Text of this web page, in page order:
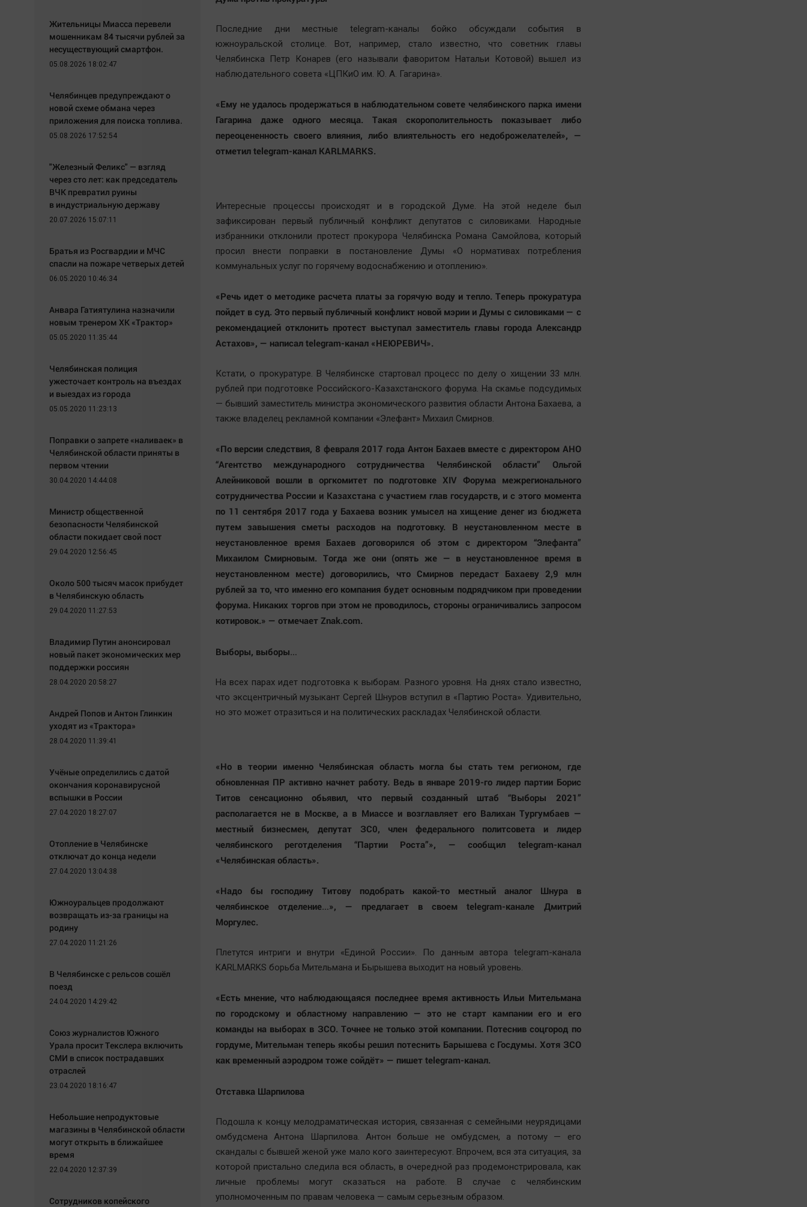
Последние дни местные telegram-каналы бойко обсуждали события в
южноуральской столице. Вот, например, стало известно, что советник главы
Челябинска Петр Конарев (его называли фаворитом Натальи Котовой) вышел из
наблюдательного совета «ЦПКиО им. Ю. А. Гагарина».
«Ему не удалось продержаться в наблюдательном совете челябинского парка имени
Гагарина даже одного месяца. Такая скорополительность показывает либо
переоцененность своего влияния, либо влиятельность его недоброжелателей», —
отметил telegram-канал KARLMARKS.
Интересные процессы происходят и в городской Думе. На этой неделе был
зафиксирован первый публичный конфликт депутатов с силовиками. Народные
избранники отклонили протест прокурора Челябинска Романа Самойлова, который
просил внести поправки в постановление Думы «О нормативах потребления
коммунальных услуг по горячему водоснабжению и отоплению».
«Речь идет о методике расчета платы за горячую воду и тепло. Теперь прокуратура
пойдет в суд. Это первый публичный конфликт новой мэрии и Думы с силовиками — с
рекомендацией отклонить протест выступал заместитель главы города Александр
Астахов», — написал telegram-канал «НЕЮРЕВИЧ».
Кстати, о прокуратуре. В Челябинске стартовал процесс по делу о хищении 33 млн.
рублей при подготовке Российского-Казахстанского форума. На скамье подсудимых
— бывший заместитель министра экономического развития области Антона Бахаева, а
также владелец рекламной компании «Элефант» Михаил Смирнов.
«По версии следствия, 8 февраля 2017 года Антон Бахаев вместе с директором АНО
“Агентство международного сотрудничества Челябинской области” Ольгой
Алейниковой вошли в оргкомитет по подготовке XIV Форума межрегионального
сотрудничества России и Казахстана с участием глав государств, и с этого момента
по 11 сентября 2017 года у Бахаева возник умысел на хищение денег из бюджета
путем завышения сметы расходов на подготовку. В неустановленном месте в
неустановленное время Бахаев договорился об этом с директором “Элефанта”
Михаилом Смирновым. Тогда же они (опять же — в неустановленное время в
неустановленном месте) договорились, что Смирнов передаст Бахаеву 2,9 млн
рублей за то, что именно его компания будет основным подрядчиком при проведении
форума. Никаких торгов при этом не проводилось, стороны ограничивались запросом
котировок.» — отмечает Znak.com.
Выборы, выборы…
На всех парах идет подготовка к выборам. Разного уровня. На днях стало известно,
что эксцентричный музыкант Сергей Шнуров вступил в «Партию Роста». Удивительно,
но это может отразиться и на политических раскладах Челябинской области.
«Но в теории именно Челябинская область могла бы стать тем регионом, где
обновленная ПР активно начнет работу. Ведь в январе 2019-го лидер партии Борис
Титов сенсационно обьявил, что первый созданный штаб “Выборы 2021”
располагается не в Москве, а в Миассе и возглавляет его Валихан Тургумбаев —
местный бизнесмен, депутат ЗС0, член федерального политсовета и лидер
челябинского реготделения “Партии Роста”», — сообщил telegram-канал
«Челябинская область».
«Надо бы господину Титову подобрать какой-то местный аналог Шнура в
челябинское отделение…», — предлагает в своем telegram-канале Дмитрий
Моргулес.
Плетутся интриги и внутри «Единой России». По данным автора telegram-канала
KARLMARKS борьба Мительмана и Бырышева выходит на новый уровень.
«Есть мнение, что наблюдающаяся последнее время активность Ильи Мительмана
по городскому и областному направлению — это не старт кампании его и его
команды на выборах в ЗСО. Точнее не только этой компании. Потеснив соцгород по
гордуме, Мительман теперь якобы решил потеснить Барышева с Госдумы. Хотя ЗСО
как временный аэродром тоже сойдёт» — пишет telegram-канал.
Отставка Шарпилова
Подошла к концу мелодраматическая история, связанная с семейными неурядицами
омбудсмена Антона Шарпилова. Антон больше не омбудсмен, а потому — его
скандалы с бывшей женой уже мало кого заинтересуют. Впрочем, вся эта ситуация, за
которой пристально следила вся область, в очередной раз продемонстрировала, как
личные проблемы могут сказаться на работе. В случае с челябинским
уполномоченным по правам человека — самым серьезным образом.
Жительницы Миасса перевели
мошенникам 84 тысячи рублей за
несуществующий смартфон.
05.08.2026 18:02:47
Челябинцев предупреждают о
новой схеме обмана через
приложения для поиска топлива.
05.08.2026 17:52:54
"Железный Феликс" — взгляд
через сто лет: как председатель
ВЧК превратил руины
в индустриальную державу
20.07.2026 15:07:11
Братья из Росгвардии и МЧС
спасли на пожаре четверых детей
06.05.2020 10:46:34
Анвара Гатиятулина назначили
новым тренером ХК «Трактор»
05.05.2020 11:35:44
Челябинская полиция
ужесточает контроль на въездах
и выездах из города
05.05.2020 11:23:13
Поправки о запрете «наливаек» в
Челябинской области приняты в
первом чтении
30.04.2020 14:44:08
Министр общественной
безопасности Челябинской
области покидает свой пост
29.04.2020 12:56:45
Около 500 тысяч масок прибудет
в Челябинскую область
29.04.2020 11:27:53
Владимир Путин анонсировал
новый пакет экономических мер
поддержки россиян
28.04.2020 20:58:27
Андрей Попов и Антон Глинкин
уходят из «Трактора»
28.04.2020 11:39:41
Учёные определились с датой
окончания коронавирусной
вспышки в России
27.04.2020 18:27:07
Отопление в Челябинске
отключат до конца недели
27.04.2020 13:04:38
Южноуральцев продолжают
возвращать из-за границы на
родину
27.04.2020 11:21:26
В Челябинске с рельсов сошёл
поезд
24.04.2020 14:29:42
Союз журналистов Южного
Урала просит Текслера включить
СМИ в список пострадавших
отраслей
23.04.2020 18:16:47
Небольшие непродуктовые
магазины в Челябинской области
могут открыть в ближайшее
время
22.04.2020 12:37:39
Сотрудников копейского